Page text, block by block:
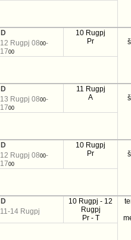
D
12 Rugpj 0800-
1700
10 Rugpj
Pr
D
13 Rugpj 0800-
1700
11 Rugpj
A
D
12 Rugpj 0800-
1700
10 Rugpj
Pr
D
11-14 Rugpj
10 Rugpj - 12
Rugpj
Pr - T